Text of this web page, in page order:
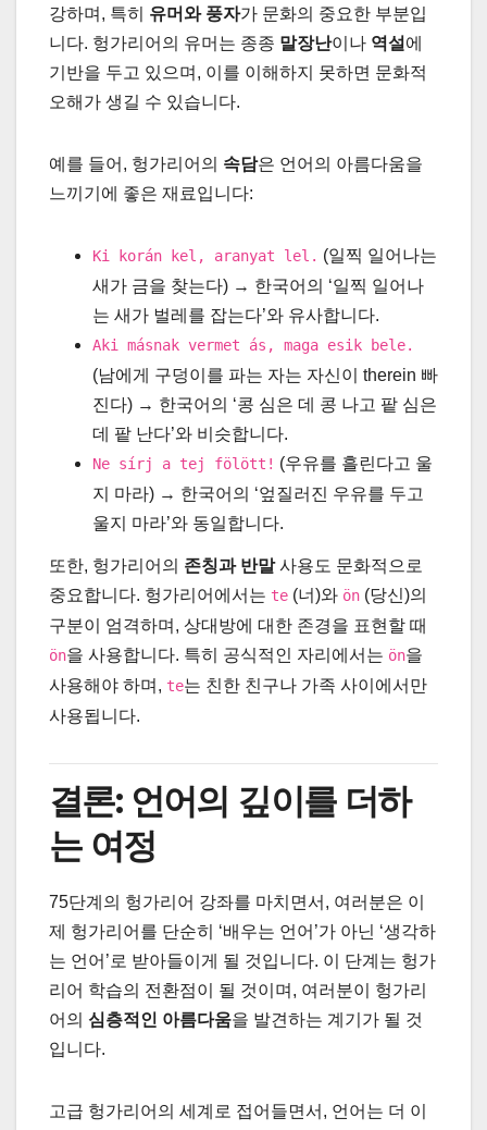
강하며, 특히 유머와 풍자가 문화의 중요한 부분입
니다. 헝가리어의 유머는 종종 말장난이나 역설 에
기반을 두고 있으며, 이를 이해하지 못하면 문화적
오해가 생길 수 있습니다.
예를 들어, 헝가리어의 속담은 언어의 아름다움을
느끼기에 좋은 재료입니다:
Ki korán kel, aranyat lel. (일찍 일어나는
새가 금을 찾는다) → 한국어의 ‘일찍 일어나
는 새가 벌레를 잡는다’와 유사합니다.
Aki másnak vermet ás, maga esik bele.
(남에게 구덩이를 파는 자는 자신이 therein 빠
진다) → 한국어의 ‘콩 심은 데 콩 나고 팥 심은
데 팥 난다’와 비슷합니다.
Ne sírj a tej fölött! (우유를 흘린다고 울
지 마라) → 한국어의 ‘엎질러진 우유를 두고
울지 마라’와 동일합니다.
또한, 헝가리어의 존칭과 반말사용도 문화적으로
중요합니다. 헝가리어에서는 te (너)와 ön (당신)의
구분이 엄격하며, 상대방에 대한 존경을 표현할 때
ön을 사용합니다. 특히 공식적인 자리에서는 ön을
사용해야 하며, te는 친한 친구나 가족 사이에서만
사용됩니다.
결론: 언어의 깊이를 더하
는 여정
75단계의 헝가리어 강좌를 마치면서, 여러분은 이
제 헝가리어를 단순히 ‘배우는 언어’가 아닌 ‘생각하
는 언어’로 받아들이게 될 것입니다. 이 단계는 헝가
리어 학습의 전환점이 될 것이며, 여러분이 헝가리
어의 심층적인 아름다움을 발견하는 계기가 될 것
입니다.
고급 헝가리어의 세계로 접어들면서, 언어는 더 이